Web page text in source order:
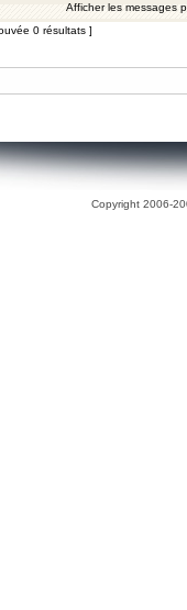
Afficher les messages
0 résultats ]
Copyright 2006-